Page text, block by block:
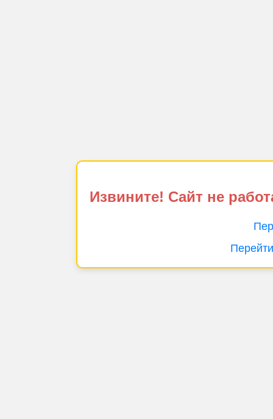
Извините! Сайт не